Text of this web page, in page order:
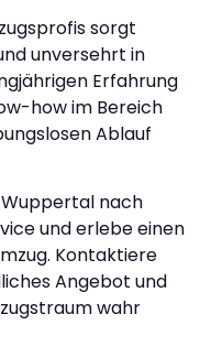
sorgt
unversehrt in
Erfahrung
how im Bereich
Ablauf
nach
und erlebe einen
Kontaktiere
Angebot und
wahr